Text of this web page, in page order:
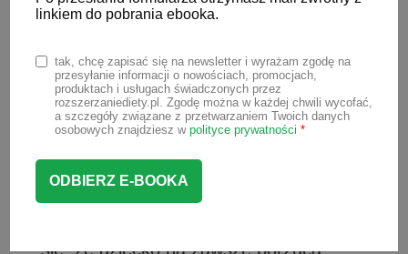
Wiem, że to trudna sytuacja, ale
zachowaj spokój. Najczęściej jest to
tylko krótkotrwała niechęć
życiu dziecka (np. pojawieniem się
kolejnego zęba, skokiem rozwojowym,
się, że dziecko na zawsze porzuca
linkiem do pobrania ebooka.
tak, chcę zapisać się na newsletter i wyrażam zgodę na
przesyłanie informacji o nowościach, promocjach,
produktach i usługach świadczonych przez
rozszerzaniediety.pl. Zgodę można w każdej chwili wycofać,
a szczegóły związane z przetwarzaniem Twoich danych
osobowych znajdziesz w polityce prywatności *